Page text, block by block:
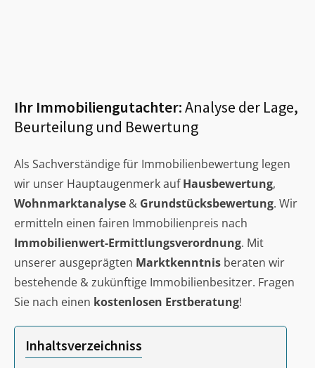
Ihr Immobiliengutachter:Analyse der Lage,
Beurteilung und Bewertung
Als Sachverständige für Immobilienbewertung legen
wir unser Hauptaugenmerk aufHausbewertung,
Wohnmarktanalyse & Grundstücksbewertung. Wir
ermitteln einen fairen Immobilienpreis nach
Immobilienwert-Ermittlungsverordnung. Mit
unserer ausgeprägten Marktkenntnis beraten wir
bestehende & zukünftige Immobilienbesitzer. Fragen
Sie nach einen kostenlosen Erstberatung!
Inhaltsverzeichniss